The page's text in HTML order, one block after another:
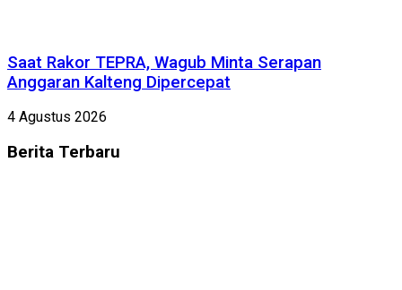
Saat Rakor TEPRA, Wagub Minta Serapan
Anggaran Kalteng Dipercepat
4 Agustus 2026
Berita Terbaru